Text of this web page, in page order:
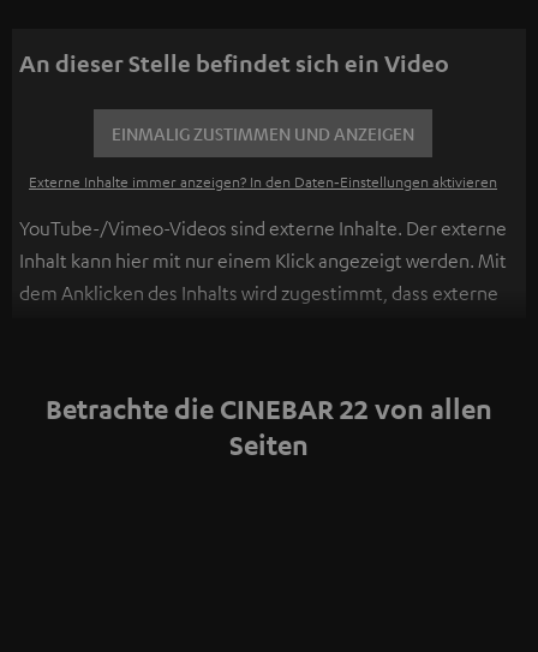
An dieser Stelle befindet sich ein Video
EINMALIG ZUSTIMMEN UND ANZEIGEN
Externe Inhalte immer anzeigen? In den Daten‑Einstellungen aktivieren
YouTube-/Vimeo-Videos sind externe Inhalte. Der externe
Inhalt kann hier mit nur einem Klick angezeigt werden. Mit
dem Anklicken des Inhalts wird zugestimmt, dass externe
Datenschutzerklärung unter I zu finden.
Betrachte die CINEBAR 22 von allen
Seiten